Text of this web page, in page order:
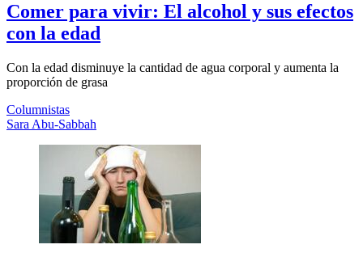
Comer para vivir: El alcohol y sus efectos
con la edad
Con la edad disminuye la cantidad de agua corporal y aumenta la
proporción de grasa
Columnistas
Sara Abu-Sabbah